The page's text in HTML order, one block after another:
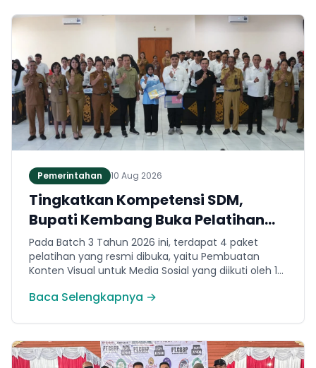
Pemerintahan 10 Aug 2026
Tingkatkan Kompetensi SDM,
Bupati Kembang Buka Pelatihan
Vokasi Nasional Batch 3
Pada Batch 3 Tahun 2026 ini, terdapat 4 paket
pelatihan yang resmi dibuka, yaitu Pembuatan
Konten Visual untuk Media Sosial yang diikuti oleh 14
13 orang peserta. Menjahit Pakaian dengan Mesin
16 orang peserta.
Baca Selengkapnya →